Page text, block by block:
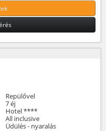
Repülővel
7 éj
Hotel ****
All inclusive
Üdülés - nyaralás